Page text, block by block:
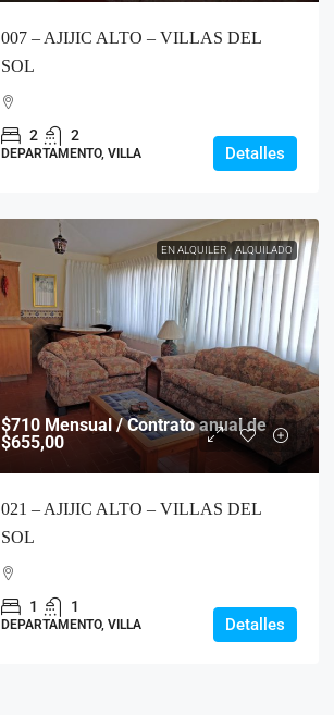
007 – AJIJIC ALTO – VILLAS DEL
SOL
2 2
DEPARTAMENTO, VILLA Detalles
EN ALQUILER ALQUILADO
$710 Mensual / Contrato anual de
$655,00
021 – AJIJIC ALTO – VILLAS DEL
SOL
1 1
DEPARTAMENTO, VILLA Detalles